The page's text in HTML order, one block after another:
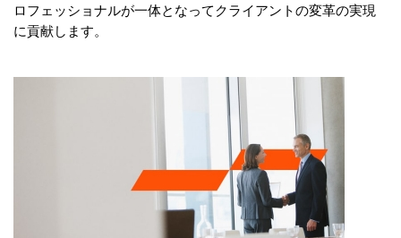
ロフェッショナルが一体となってクライアントの変革の実現
に貢献します。